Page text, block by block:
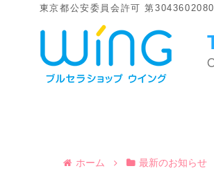
東京都公安委員会許可 第
ホーム 最新のお知らせ